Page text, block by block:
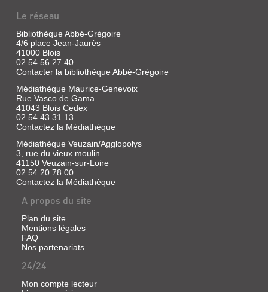
LETTRE
PASTORALE
DE
L'
EVÊQUE
DE
BLOIS...
Livre
Audollent,
LETTRE
PASTORALE
DE
MONSEIGNEUR
L'EVÊQUE
DE
Le réseau
Bibliothèque Abbé-Grégoire
4/6 place Jean-Jaurès
41000 Blois
02 54 56 27 40
Contacter la bibliothèque Abbé-Grégoire
Médiathèque Maurice-Genevoix
Rue Vasco de Gama
41043 Blois Cedex
02 54 43 31 13
Contactez la Médiathèque
Médiathèque Veuzain/Agglopolys
3, rue du vieux moulin
41150 Veuzain-sur-Loire
02 54 20 78 00
Contactez la Médiathèque
A propos du site
Plan du site
Mentions légales
FAQ
Nos partenariats
24/24
Mon compte lecteur